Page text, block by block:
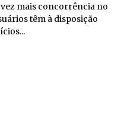
mais concorrência no
têm à disposição